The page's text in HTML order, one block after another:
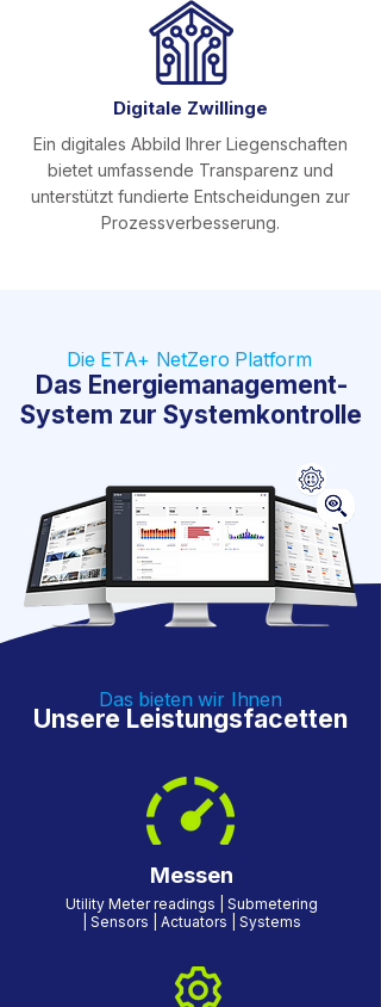
Digitale Zwillinge
Ein digitales Abbild Ihrer Liegenschaften
bietet umfassende Transparenz und
unterstützt fundierte Entscheidungen zur
Prozessverbesserung.
Die ETA+ NetZero Platform
Das Energiemanagement-
System zur Systemkontrolle
Das bieten wir Ihnen
Unsere Leistungsfacetten
Messen
Utility Meter readings | Submetering
| Sensors | Actuators | Systems